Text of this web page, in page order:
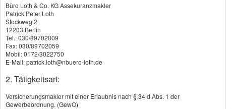
Kautionsversicherung
Kautionsversicherung oft günstiger
als Bankbürgschaft
Büro Loth & Co. KG Assekuranzmakler
Patrick Peter Loth
Stockweg 2
12203 Berlin
Tel.: 030/89702009
Fax: 030/89702059
Mobil: 0172/3022750
E-Mail: patrick.loth@nbuero-loth.de
2. Tätigkeitsart:
Versicherungsmakler mit einer Erlaubnis nach § 34 d Abs. 1 der
Gewerbeordnung. (GewO)